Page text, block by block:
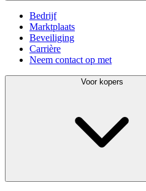
Bedrijf
Marktplaats
Beveiliging
Carrière
Neem contact op met
Voor kopers